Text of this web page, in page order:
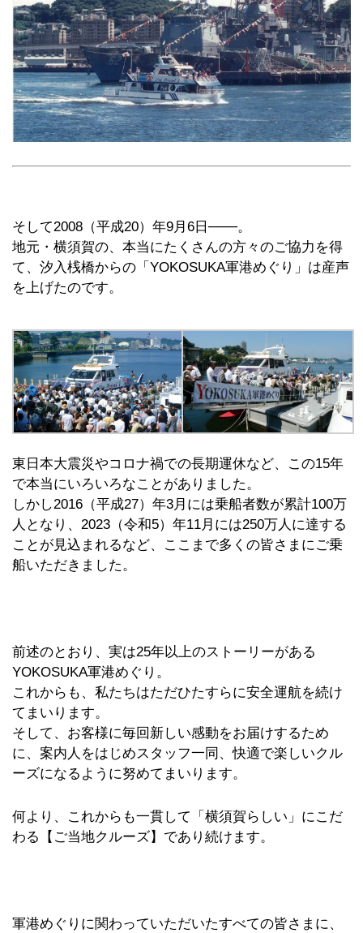
そして2008（平成20）年9月6日───。
地元・横須賀の、本当にたくさんの方々のご協力を得
て、汐入桟橋からの「YOKOSUKA軍港めぐり」は産声
を上げたのです。
東日本大震災やコロナ禍での長期運休など、この15年
で本当にいろいろなことがありました。
しかし2016（平成27）年3月には乗船者数が累計100万
人となり、2023（令和5）年11月には250万人に達する
ことが見込まれるなど、ここまで多くの皆さまにご乗
船いただきました。
前述のとおり、実は25年以上のストーリーがある
YOKOSUKA軍港めぐり。
これからも、私たちはただひたすらに安全運航を続け
てまいります。
そして、お客様に毎回新しい感動をお届けするため
に、案内人をはじめスタッフ一同、快適で楽しいクル
ーズになるように努めてまいります。
何より、これからも一貫して「横須賀らしい」にこだ
わる【ご当地クルーズ】であり続けます。
軍港めぐりに関わっていただいたすべての皆さまに、